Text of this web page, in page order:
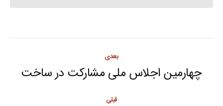
navigation
قبلی
بعدی
Next
چهارمین اجلاس ملی مشارکت در ساخت